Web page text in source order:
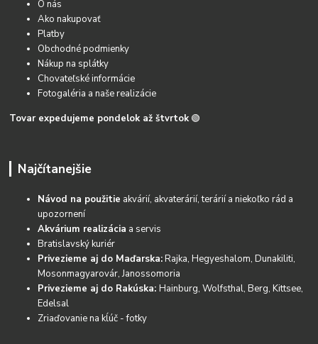
O nás
Ako nakupovať
Platby
Obchodné podmienky
Nákup na splátky
Chovateľské informácie
Fotogaléria a naše realizácie
Tovar expedujeme pondelok až štvrtok 🟢
Najčítanejšie
Návod na použitie akvárií, akvaterárií, terárií a niekoľko rád a
upozornení
Akvárium realizácia a servis
Bratislavský kuriér
Privezieme aj do Maďarska:Rajka, Hegyeshalom, Dunakiliti,
Mosonmagyarovár, Janossomoria
Privezieme aj do Rakúska:Hainburg, Wolfsthal, Berg, Kittsee,
Edelsal
Zriaďovanie na kĺúč - fotky